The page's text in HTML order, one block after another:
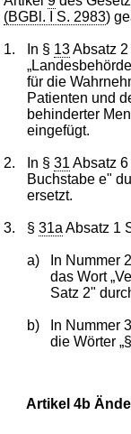
(BGBl. I S. 2983)
1. In § 13Absatz
für die
Patienten und
behinderter
eingefügt.
2. In §31 Absatz 6
Buchstabe e"
ersetzt.
3. §31a Absatz 1
a)
In Nummer
das Wort
Satz 2"
b)
In Nummer
die Wörter
Artikel 4b